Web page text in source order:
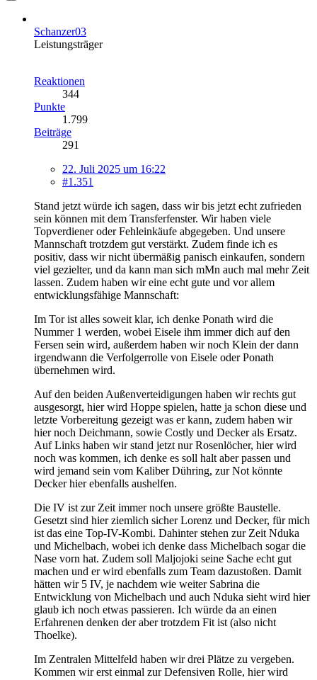
Schanzer03
Leistungsträger
Reaktionen
344
Punkte
1.799
Beiträge
291
22. Juli 2025 um 16:22
#1.351
Stand jetzt würde ich sagen, dass wir bis jetzt echt zufrieden
sein können mit dem Transferfenster. Wir haben viele
Topverdiener oder Fehleinkäufe abgegeben. Und unsere
Mannschaft trotzdem gut verstärkt. Zudem finde ich es
positiv, dass wir nicht übermäßig panisch einkaufen, sondern
viel gezielter, und da kann man sich mMn auch mal mehr Zeit
lassen. Zudem haben wir eine echt gute und vor allem
entwicklungsfähige Mannschaft:
Im Tor ist alles soweit klar, ich denke Ponath wird die
Nummer 1 werden, wobei Eisele ihm immer dich auf den
Fersen sein wird, außerdem haben wir noch Klein der dann
irgendwann die Verfolgerrolle von Eisele oder Ponath
übernehmen wird.
Auf den beiden Außenverteidigungen haben wir rechts gut
ausgesorgt, hier wird Hoppe spielen, hatte ja schon diese und
letzte Vorbereitung gezeigt was er kann, zudem haben wir
hier noch Deichmann, sowie Costly und Decker als Ersatz.
Auf Links haben wir stand jetzt nur Rosenlöcher, hier wird
noch was kommen, ich denke es soll halt aber passen und
wird jemand sein vom Kaliber Dühring, zur Not könnte
Decker hier ebenfalls aushelfen.
Die IV ist zur Zeit immer noch unsere größte Baustelle.
Gesetzt sind hier ziemlich sicher Lorenz und Decker, für mich
ist das eine Top-IV-Kombi. Dahinter stehen zur Zeit Nduka
und Michelbach, wobei ich denke dass Michelbach sogar die
Nase vorn hat. Zudem soll Maljojoki seine Sache echt gut
machen und er wird ebenfalls zum Team dazustoßen. Damit
hätten wir 5 IV, je nachdem wie weiter Sabrina die
Entwicklung von Michelbach und auch Nduka sieht wird hier
glaub ich noch etwas passieren. Ich würde da an einen
Erfahrenen denken der aber trotzdem Fit ist (also nicht
Thoelke).
Im Zentralen Mittelfeld haben wir drei Plätze zu vergeben.
Kommen wir erst einmal zur Defensiven Rolle, hier wird